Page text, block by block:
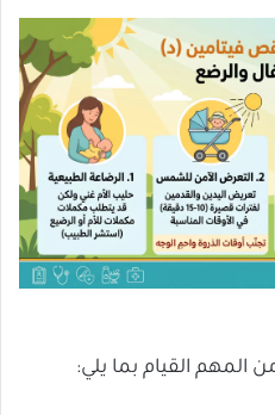
القيام بما يلي: